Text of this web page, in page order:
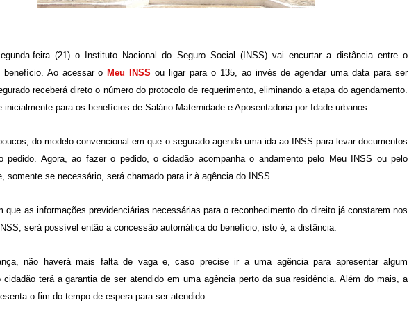
feira (21) o Instituto Nacional do Seguro Social (INSS) vai encurtar a distância entre o
benefício. Ao acessar o Meu INSS ou ligar para o 135, ao invés de agendar uma data para ser
receberá direto o número do protocolo de requerimento, eliminando a etapa do agendamento.
inicialmente para os benefícios de Salário Maternidade e Aposentadoria por Idade urbanos.
do modelo convencional em que o segurado agenda uma ida ao INSS para levar documentos
pedido. Agora, ao fazer o pedido, o cidadão acompanha o andamento pelo Meu INSS ou pelo
somente se necessário, será chamado para ir à agência do INSS.
que as informações previdenciárias necessárias para o reconhecimento do direito já constarem nos
será possível então a concessão automática do benefício, isto é, a distância.
não haverá mais falta de vaga e, caso precise ir a uma agência para apresentar algum
cidadão terá a garantia de ser atendido em uma agência perto da sua residência. Além do mais, a
o fim do tempo de espera para ser atendido.